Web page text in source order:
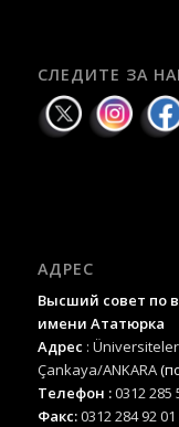
СЛЕДИТЕ ЗА
АДРЕС
Высший совет по
имени Ататюрка
Адрес :
Çankaya/ANKARA
Телефон :0312 285
Факс:0312 284 92 01